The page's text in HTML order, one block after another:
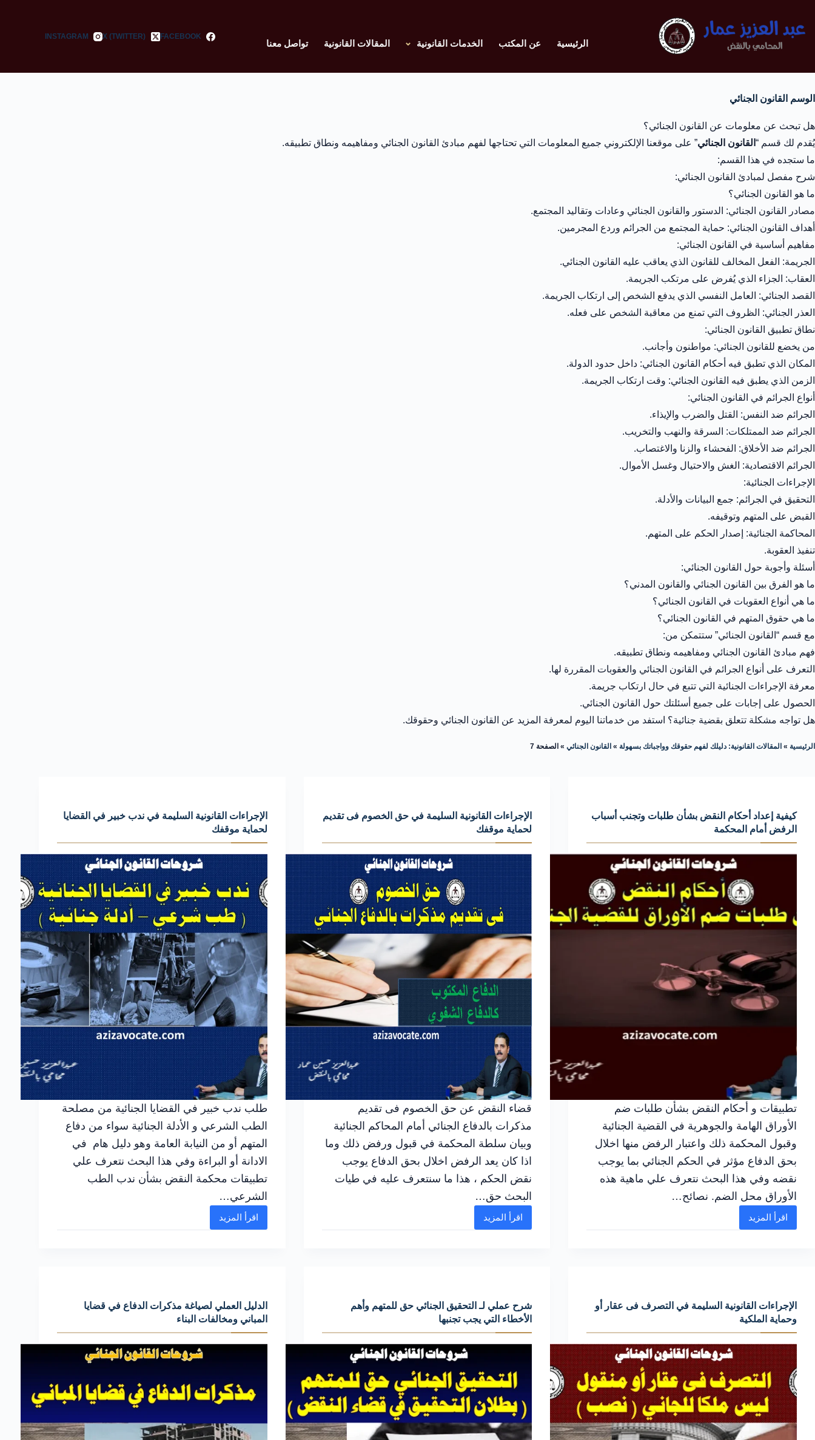
الرئيسية عن المكتب الخدمات القانونية المقالات القانونية تواصل معنا
FACEBOOK
X (TWITTER)
INSTAGRAM
الوسم القانون الجنائي
هل تبحث عن معلومات عن القانون الجنائي؟
يُقدم لك قسم “ القانون الجنائي” على موقعنا الإلكتروني جميع المعلومات التي تحتاجها لفهم مبادئ القانون الجنائي ومفاهيمه ونطاق تطبيقه.
ما ستجده في هذا القسم:
شرح مفصل لمبادئ القانون الجنائي:
ما هو القانون الجنائي؟
مصادر القانون الجنائي: الدستور والقانون الجنائي وعادات وتقاليد المجتمع.
أهداف القانون الجنائي: حماية المجتمع من الجرائم وردع المجرمين.
مفاهيم أساسية في القانون الجنائي:
الجريمة: الفعل المخالف للقانون الذي يعاقب عليه القانون الجنائي.
العقاب: الجزاء الذي يُفرض على مرتكب الجريمة.
القصد الجنائي: العامل النفسي الذي يدفع الشخص إلى ارتكاب الجريمة.
العذر الجنائي: الظروف التي تمنع من معاقبة الشخص على فعله.
نطاق تطبيق القانون الجنائي:
من يخضع للقانون الجنائي: مواطنون وأجانب.
المكان الذي تطبق فيه أحكام القانون الجنائي: داخل حدود الدولة.
الزمن الذي يطبق فيه القانون الجنائي: وقت ارتكاب الجريمة.
أنواع الجرائم في القانون الجنائي:
الجرائم ضد النفس: القتل والضرب والإيذاء.
الجرائم ضد الممتلكات: السرقة والنهب والتخريب.
الجرائم ضد الأخلاق: الفحشاء والزنا والاغتصاب.
الجرائم الاقتصادية: الغش والاحتيال وغسل الأموال.
الإجراءات الجنائية:
التحقيق في الجرائم: جمع البيانات والأدلة.
القبض على المتهم وتوقيفه.
المحاكمة الجنائية: إصدار الحكم على المتهم.
تنفيذ العقوبة.
أسئلة وأجوبة حول القانون الجنائي:
ما هو الفرق بين القانون الجنائي والقانون المدني؟
ما هي أنواع العقوبات في القانون الجنائي؟
ما هي حقوق المتهم في القانون الجنائي؟
مع قسم “القانون الجنائي” ستتمكن من:
فهم مبادئ القانون الجنائي ومفاهيمه ونطاق تطبيقه.
التعرف على أنواع الجرائم في القانون الجنائي والعقوبات المقررة لها.
معرفة الإجراءات الجنائية التي تتبع في حال ارتكاب جريمة.
الحصول على إجابات على جميع أسئلتك حول القانون الجنائي.
هل تواجه مشكلة تتعلق بقضية جنائية؟ استفد من خدماتنا اليوم لمعرفة المزيد عن القانون الجنائي وحقوقك.
الرئيسية » المقالات القانونية: دليلك لفهم حقوقك وواجباتك بسهولة » القانون الجنائي » الصفحة 7
كيفية إعداد أحكام النقض بشأن طلبات وتجنب أسباب
الرفض أمام المحكمة
تطبيقات و أحكام النقض بشأن طلبات ضم
الأوراق الهامة والجوهرية في القضية الجنائية
وقبول المحكمة ذلك واعتبار الرفض منها اخلال
بحق الدفاع مؤثر في الحكم الجنائي بما يوجب
نقضه وفي هذا البحث نتعرف علي ماهية هذه
الأوراق محل الضم. نصائح…
اقرأ المزيد
كيفية
طلبات
وتجنب
الرفض
أمام
المحكمة
الإجراءات القانونية السليمة في حق الخصوم فى تقديم
لحماية موقفك
قضاء النقض عن حق الخصوم فى تقديم
مذكرات بالدفاع الجنائي أمام المحاكم الجنائية
وبيان سلطة المحكمة في قبول ورفض ذلك وما
اذا كان يعد الرفض اخلال بحق الدفاع يوجب
نقض الحكم ، هذا ما سنتعرف عليه في طيات
البحث حق…
اقرأ المزيد
الإجراءات
الخصوم
فى
موقفك
الإجراءات القانونية السليمة في ندب خبير في القضايا
لحماية موقفك
طلب ندب خبير في القضايا الجنائية من مصلحة
الطب الشرعي و الأدلة الجنائية سواء من دفاع
المتهم أو من النيابة العامة وهو دليل هام في
الادانة أو البراءة وفي هذا البحث نتعرف علي
تطبيقات محكمة النقض بشأن ندب الطب
الشرعي…
اقرأ المزيد
الإجراءات
خبير
في
الإجراءات القانونية السليمة في التصرف فى عقار أو
وحماية الملكية
شرح عملي لـ التحقيق الجنائي حق للمتهم وأهم
الأخطاء التي يجب تجنبها
الدليل العملي لصياغة مذكرات الدفاع في قضايا
المباني ومخالفات البناء